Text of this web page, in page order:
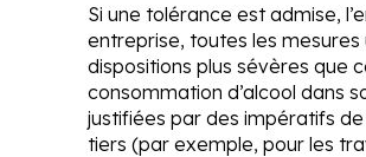
Si une tolérance est admise,
entreprise, toutes les
dispositions plus sévères que
consommation d’alcool dans
justifiées par des impératifs
tiers (par exemple, pour les